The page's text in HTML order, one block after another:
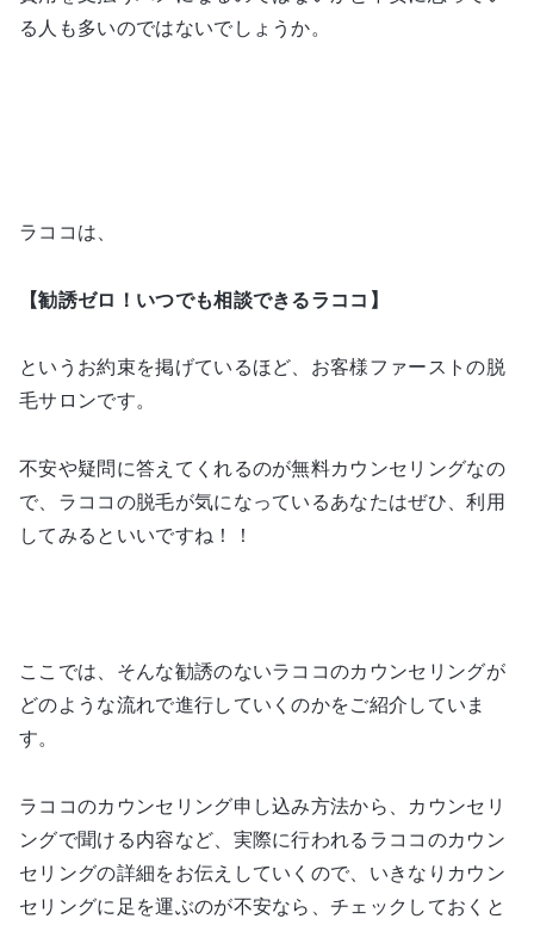
る人も多いのではないでしょうか。
ラココは、
【勧誘ゼロ！いつでも相談できるラココ】
というお約束を掲げているほど、お客様ファーストの脱
毛サロンです。
不安や疑問に答えてくれるのが無料カウンセリングなの
で、ラココの脱毛が気になっているあなたはぜひ、利用
してみるといいですね！！
ここでは、そんな勧誘のないラココのカウンセリングが
どのような流れで進行していくのかをご紹介していま
す。
ラココのカウンセリング申し込み方法から、カウンセリ
ングで聞ける内容など、実際に行われるラココのカウン
セリングの詳細をお伝えしていくので、いきなりカウン
セリングに足を運ぶのが不安なら、チェックしておくと